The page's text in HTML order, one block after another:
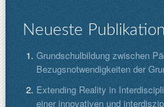
Neueste
Grundschulbildung zwischen
Bezugsnotwendigkeiten der
Extending Reality in
einer innovativen und